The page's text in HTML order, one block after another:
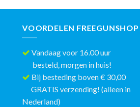
VOORDELEN FREEGUNSHOP
Vandaag voor 16.00 uur
besteld, morgen in huis!
Bij besteding boven € 30,00
GRATIS verzending! (alleen in
Nederland)